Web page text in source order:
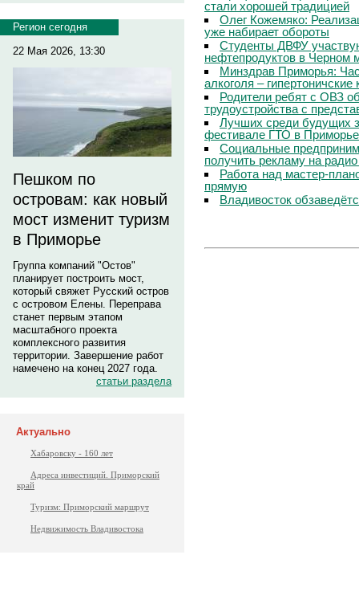
Регион сегодня
22 Мая 2026, 13:30
Пешком по
островам: как новый
мост изменит туризм
в Приморье
Группа компаний "Остов"
планирует построить мост,
который свяжет Русский остров
с островом Елены. Переправа
станет первым этапом
масштабного проекта
комплексного развития
территории. Завершение работ
намечено на конец 2027 года.
статьи раздела
Актуально
Хабаровску - 160 лет
Адреса инвестиций. Приморский
край
Туризм: Приморский маршрут
Недвижимость Владивостока
стали хорошей традицией
Олег Кожемяко:
уже набирает обороты
Студенты ДВФУ
нефтепродуктов в Черном
Минздрав Приморья:
алкоголя –
Родители ребят с ОВЗ
трудоустройства с
Лучших среди будущих
фестивале ГТО в Приморье
Социальные
получить рекламу на
Работа над мастер-
прямую
Владивосток